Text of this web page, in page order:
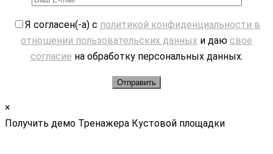
Я согласен(-а) с политикой конфиденциальности в
отношении пользовательских данных и даю свое
согласие на обработку персональных данных.
×
Получить демо Тренажера Кустовой площадки